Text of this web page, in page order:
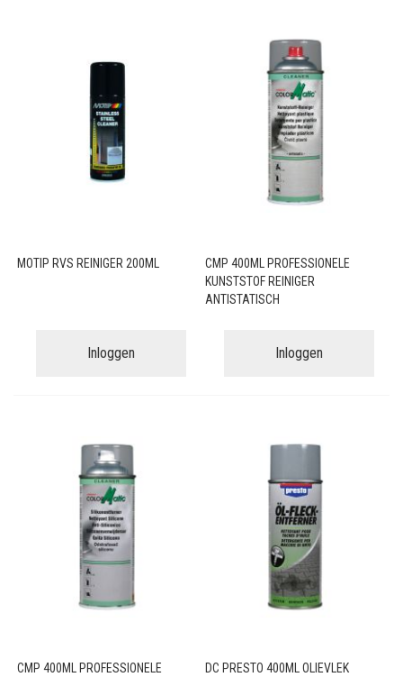
MOTIP RVS REINIGER 200ML
Inloggen
CMP 400ML PROFESSIONELE
KUNSTSTOF REINIGER
ANTISTATISCH
Inloggen
CMP 400ML PROFESSIONELE
DC PRESTO 400ML OLIEVLEK